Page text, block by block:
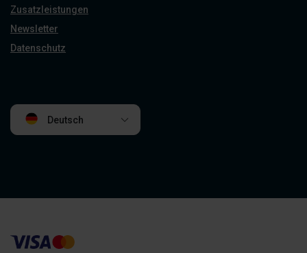
Zusatzleistungen
Newsletter
Datenschutz
Deutsch